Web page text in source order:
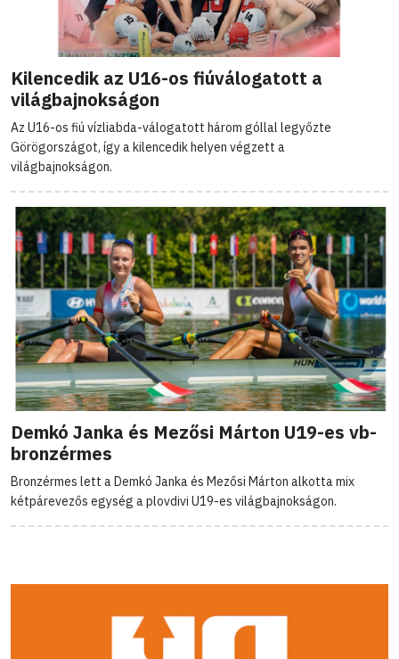
Kilencedik az U16-os fiúválogatott a
világbajnokságon
Az U16-os fiú vízliabda-válogatott három góllal legyőzte
Görögországot, így a kilencedik helyen végzett a
világbajnokságon.
Demkó Janka és Mezősi Márton U19-es vb-
bronzérmes
Bronzérmes lett a Demkó Janka és Mezősi Márton alkotta mix
kétpárevezős egység a plovdivi U19-es világbajnokságon.